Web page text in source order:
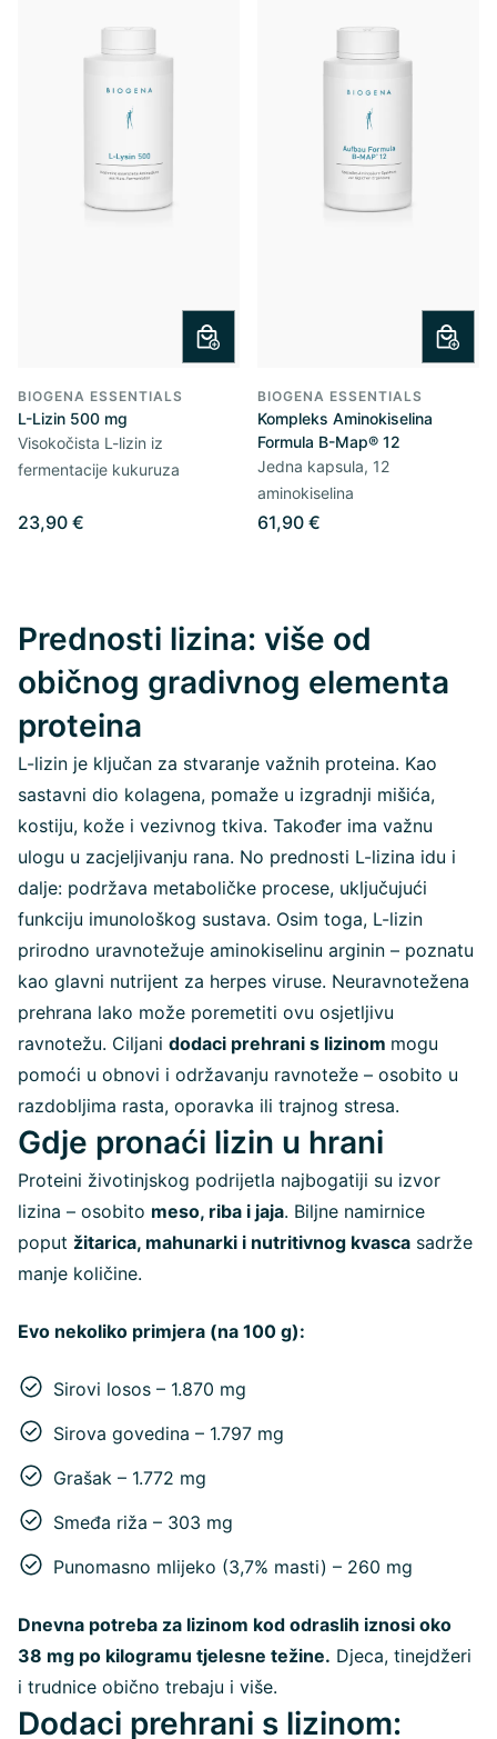
BIOGENA ESSENTIALS
L-Lizin 500 mg
Visokočista L-lizin iz
fermentacije kukuruza
23,90 €
BIOGENA ESSENTIALS
Kompleks Aminokiselina
Formula B-Map® 12
Jedna kapsula, 12
aminokiselina
61,90 €
Prednosti lizina: više od
običnog gradivnog elementa
proteina
L-lizin je ključan za stvaranje važnih proteina. Kao
sastavni dio kolagena, pomaže u izgradnji mišića,
kostiju, kože i vezivnog tkiva. Također ima važnu
ulogu u zacjeljivanju rana. No prednosti L-lizina idu i
dalje: podržava metaboličke procese, uključujući
funkciju imunološkog sustava. Osim toga, L-lizin
prirodno uravnotežuje aminokiselinu arginin – poznatu
kao glavni nutrijent za herpes viruse. Neuravnotežena
prehrana lako može poremetiti ovu osjetljivu
ravnotežu. Ciljani dodaci prehrani s lizinom mogu
pomoći u obnovi i održavanju ravnoteže – osobito u
razdobljima rasta, oporavka ili trajnog stresa.
Gdje pronaći lizin u hrani
Proteini životinjskog podrijetla najbogatiji su izvor
lizina – osobito meso, riba i jaja. Biljne namirnice
poput žitarica, mahunarki i nutritivnog kvasca sadrže
manje količine.
Evo nekoliko primjera (na 100 g):
Sirovi losos – 1.870 mg
Sirova govedina – 1.797 mg
Grašak – 1.772 mg
Smeđa riža – 303 mg
Punomasno mlijeko (3,7% masti) – 260 mg
Dnevna potreba za lizinom kod odraslih iznosi oko
38 mg po kilogramu tjelesne težine. Djeca, tinejdžeri
i trudnice obično trebaju i više.
Dodaci prehrani s lizinom: